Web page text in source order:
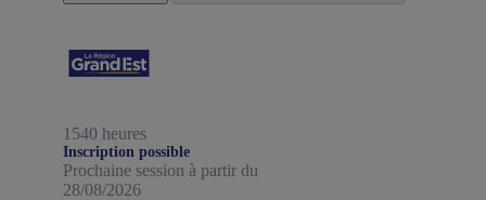
1540 heures
Inscription possible
Prochaine session à partir du
28/08/2026